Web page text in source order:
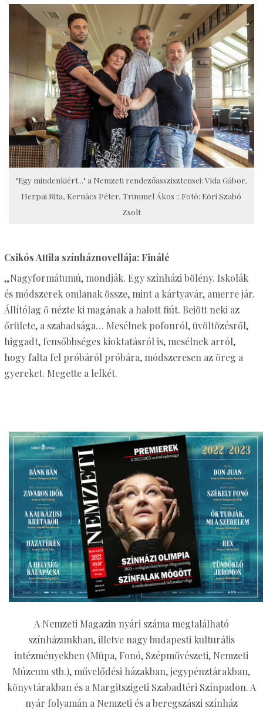
"Egy mindenkiért..." a Nemzeti rendezőasszisztensei: Vida Gábor,
Herpai Rita, Kernács Péter, Trimmel Ákos :: Fotó: Eöri Szabó
Zsolt
Csikós Attila színháznovellája: Finálé
„Nagyformátumú, mondják. Egy színházi bölény. Iskolák
és módszerek omlanak össze, mint a kártyavár, amerre jár.
Állítólag ő nézte ki magának a halott fiút. Bejött neki az
őrülete, a szabadsága… Mesélnek pofonról, üvöltözésről,
higgadt, fensőbbséges kioktatásról is, mesélnek arról,
hogy falta fel próbáról próbára, módszeresen az öreg a
gyereket. Megette a lelkét.
A Nemzeti Magazin nyári száma megtalálható
színházunkban, illetve nagy budapesti kulturális
intézményekben (Müpa, Fonó, Szépművészeti, Nemzeti
Múzeum stb.), művelődési házakban, jegypénztárakban,
könyvtárakban és a Margitszigeti Szabadtéri Színpadon. A
nyár folyamán a Nemzeti és a beregszászi színház